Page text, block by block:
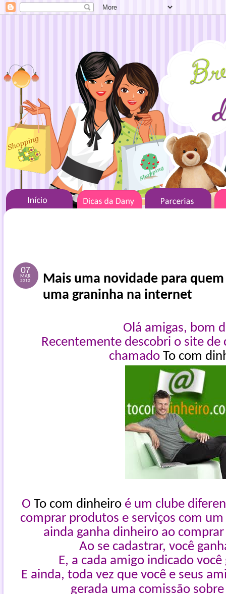
07
MAR
2012
Mais uma novidade para
uma graninha na internet
Olá amigas, bom
Recentemente descobri o site de
chamado To com
O To com dinheiro é um clube
comprar produtos e serviços com
ainda ganha dinheiro ao
Ao se cadastrar, você
E, a cada amigo indicado
E ainda, toda vez que você e seus
gerada uma comissão